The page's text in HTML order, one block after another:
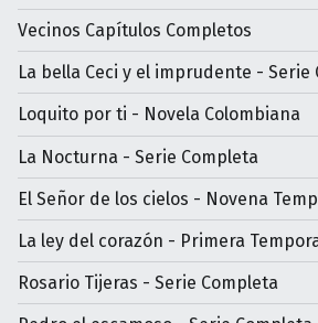
Vecinos Capítulos Completos
La bella Ceci y el imprudente - Serie
Loquito por ti - Novela Colombiana
La Nocturna - Serie Completa
El Señor de los cielos - Novena
La ley del corazón - Primera
Rosario Tijeras - Serie Completa